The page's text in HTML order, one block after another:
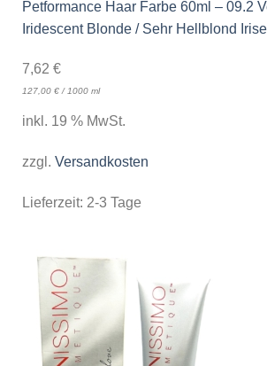
Petformance Haar Farbe 60ml – 09.2
Iridescent Blonde / Sehr Hellblond Irise
7,62 €
127,00 €/1000 ml
inkl. 19 % MwSt.
zzgl. Versandkosten
Lieferzeit: 2-3 Tage